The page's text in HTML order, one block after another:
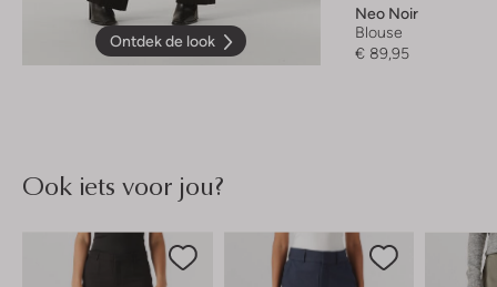
Ontdek de look
Neo Noir
Blouse
€ 89,95
Ook iets voor jou?